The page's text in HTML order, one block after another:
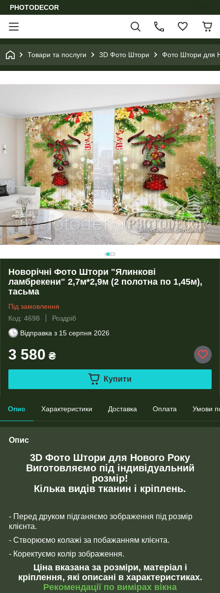
PHOTODECOR
Товари та послуги 3D Фото Штори Фото Штори для
Новорічні Фото Штори "Ялинкові
ламбрекени" 2,7м*2,9м (2 полотна по 1,45м),
тасьма
Під замовлення
Код: 4698
Роздріб
Відправка з 15 серпня 2026
3 580 ₴
Купити
Опис Характеристики Доставка Оплата Умови
Опис
3D Фото Штори для Нового Року
Виготовляємо під індивідуальний
розмір!
Кілька видів тканин і кріплень.
- Перед друком підганяємо зображення під розмір
клієнта.
- Створюємо колажі за побажанням клієнта.
- Коректуємо колір зображення.
Ціна вказана за розміри, матеріал і
кріплення, які описані в характеристиках.
Рекомендації по вимірах вікна